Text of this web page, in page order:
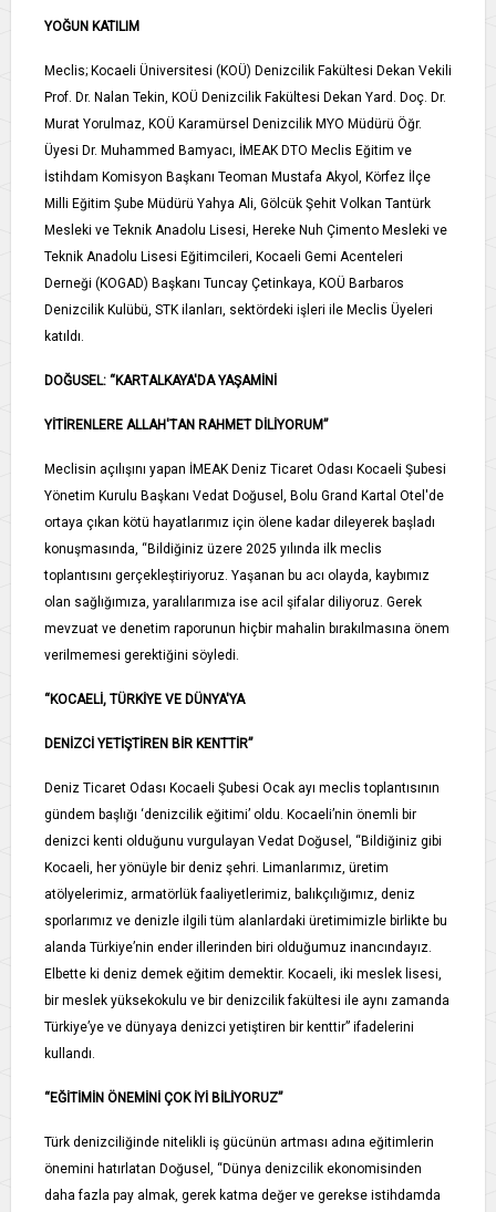
YOĞUN KATILIM
Meclis; Kocaeli Üniversitesi (KOÜ) Denizcilik Fakültesi Dekan Vekili
Prof. Dr. Nalan Tekin, KOÜ Denizcilik Fakültesi Dekan Yard. Doç. Dr.
Murat Yorulmaz, KOÜ Karamürsel Denizcilik MYO Müdürü Öğr.
Üyesi Dr. Muhammed Bamyacı, İMEAK DTO Meclis Eğitim ve
İstihdam Komisyon Başkanı Teoman Mustafa Akyol, Körfez İlçe
Milli Eğitim Şube Müdürü Yahya Ali, Gölcük Şehit Volkan Tantürk
Mesleki ve Teknik Anadolu Lisesi, Hereke Nuh Çimento Mesleki ve
Teknik Anadolu Lisesi Eğitimcileri, Kocaeli Gemi Acenteleri
Derneği (KOGAD) Başkanı Tuncay Çetinkaya, KOÜ Barbaros
Denizcilik Kulübü, STK ilanları, sektördeki işleri ile Meclis Üyeleri
katıldı.
DOĞUSEL: “KARTALKAYA'DA YAŞAMİNİ
YİTİRENLERE ALLAH'TAN RAHMET DİLİYORUM”
Meclisin açılışını yapan İMEAK Deniz Ticaret Odası Kocaeli Şubesi
Yönetim Kurulu Başkanı Vedat Doğusel, Bolu Grand Kartal Otel'de
ortaya çıkan kötü hayatlarımız için ölene kadar dileyerek başladı
konuşmasında, “Bildiğiniz üzere 2025 yılında ilk meclis
toplantısını gerçekleştiriyoruz. Yaşanan bu acı olayda, kaybımız
olan sağlığımıza, yaralılarımıza ise acil şifalar diliyoruz. Gerek
mevzuat ve denetim raporunun hiçbir mahalin bırakılmasına önem
verilmemesi gerektiğini söyledi.
“KOCAELİ, TÜRKİYE VE DÜNYA'YA
DENİZCİ YETİŞTİREN BİR KENTTİR”
Deniz Ticaret Odası Kocaeli Şubesi Ocak ayı meclis toplantısının
gündem başlığı ‘denizcilik eğitimi’ oldu. Kocaeli’nin önemli bir
denizci kenti olduğunu vurgulayan Vedat Doğusel, “Bildiğiniz gibi
Kocaeli, her yönüyle bir deniz şehri. Limanlarımız, üretim
atölyelerimiz, armatörlük faaliyetlerimiz, balıkçılığımız, deniz
sporlarımız ve denizle ilgili tüm alanlardaki üretimimizle birlikte bu
alanda Türkiye’nin ender illerinden biri olduğumuz inancındayız.
Elbette ki deniz demek eğitim demektir. Kocaeli, iki meslek lisesi,
bir meslek yüksekokulu ve bir denizcilik fakültesi ile aynı zamanda
Türkiye’ye ve dünyaya denizci yetiştiren bir kenttir” ifadelerini
kullandı.
“EĞİTİMİN ÖNEMİNİ ÇOK İYİ BİLİYORUZ”
Türk denizciliğinde nitelikli iş gücünün artması adına eğitimlerin
önemini hatırlatan Doğusel, “Dünya denizcilik ekonomisinden
daha fazla pay almak, gerek katma değer ve gerekse istihdamda